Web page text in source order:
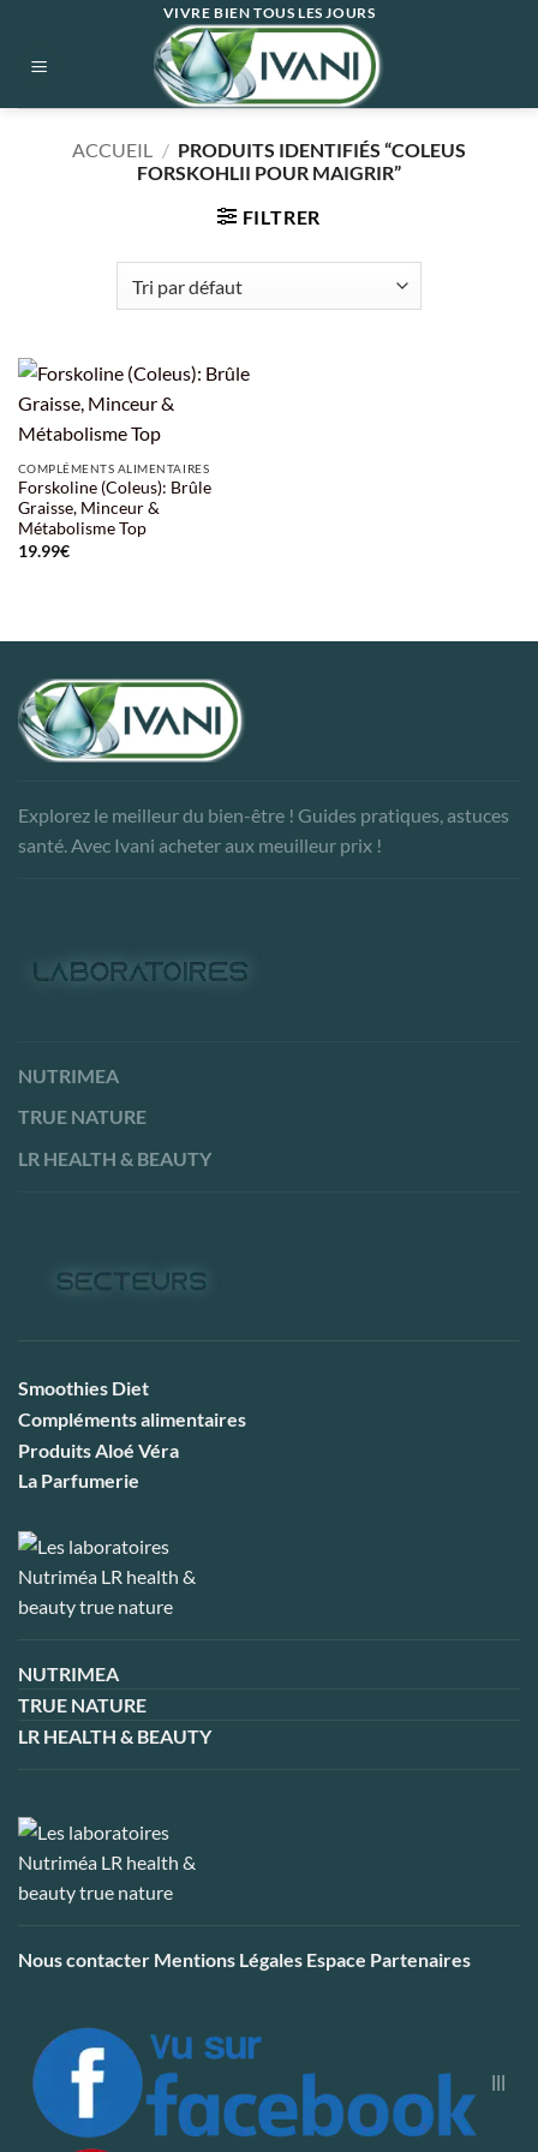
contenu
VIVRE BIEN TOUS LES JOURS
ACCUEIL / PRODUITS IDENTIFIÉS “COLEUS
FORSKOHLII POUR MAIGRIR”
FILTRER
COMPLÉMENTS ALIMENTAIRES
Forskoline (Coleus): Brûle
Graisse, Minceur &
Métabolisme Top
19.99€
Explorez le meilleur du bien-être ! Guides pratiques, astuces
santé. Avec Ivani acheter aux meuilleur prix !
NUTRIMEA
TRUE NATURE
LR HEALTH & BEAUTY
Smoothies Diet
Compléments alimentaires
Produits Aloé Véra
La Parfumerie
NUTRIMEA
TRUE NATURE
LR HEALTH & BEAUTY
Nous contacter Mentions Légales Espace Partenaires
|||